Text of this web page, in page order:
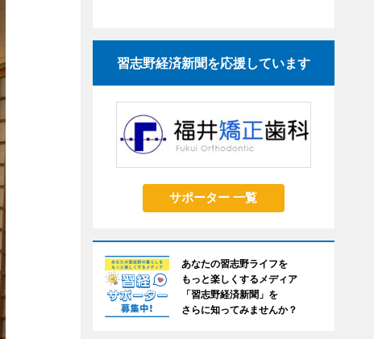
習志野経済新聞を応援しています
サポーター 一覧
あなたの習志野ライフを
もっと楽しくするメディア
「習志野経済新聞」を
さらに知ってみませんか？